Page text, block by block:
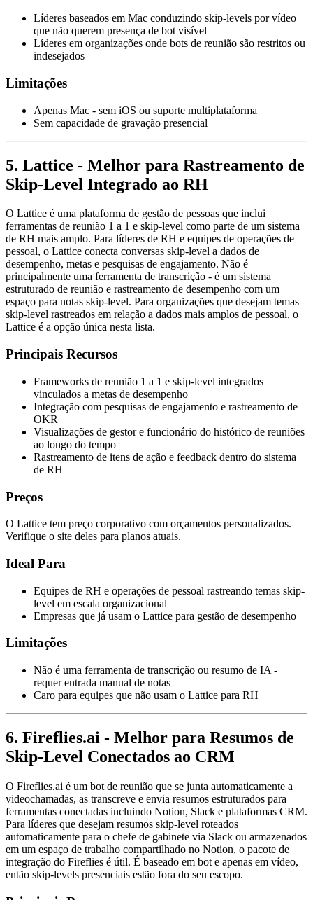
Líderes baseados em Mac conduzindo skip-levels por vídeo
que não querem presença de bot visível
Líderes em organizações onde bots de reunião são restritos ou
indesejados
Limitações
Apenas Mac - sem iOS ou suporte multiplataforma
Sem capacidade de gravação presencial
5. Lattice - Melhor para Rastreamento de
Skip-Level Integrado ao RH
O Lattice é uma plataforma de gestão de pessoas que inclui
ferramentas de reunião 1 a 1 e skip-level como parte de um sistema
de RH mais amplo. Para líderes de RH e equipes de operações de
pessoal, o Lattice conecta conversas skip-level a dados de
desempenho, metas e pesquisas de engajamento. Não é
principalmente uma ferramenta de transcrição - é um sistema
estruturado de reunião e rastreamento de desempenho com um
espaço para notas skip-level. Para organizações que desejam temas
skip-level rastreados em relação a dados mais amplos de pessoal, o
Lattice é a opção única nesta lista.
Principais Recursos
Frameworks de reunião 1 a 1 e skip-level integrados
vinculados a metas de desempenho
Integração com pesquisas de engajamento e rastreamento de
OKR
Visualizações de gestor e funcionário do histórico de reuniões
ao longo do tempo
Rastreamento de itens de ação e feedback dentro do sistema
de RH
Preços
O Lattice tem preço corporativo com orçamentos personalizados.
Verifique o site deles para planos atuais.
Ideal Para
Equipes de RH e operações de pessoal rastreando temas skip-
level em escala organizacional
Empresas que já usam o Lattice para gestão de desempenho
Limitações
Não é uma ferramenta de transcrição ou resumo de IA -
requer entrada manual de notas
Caro para equipes que não usam o Lattice para RH
6. Fireflies.ai - Melhor para Resumos de
Skip-Level Conectados ao CRM
O Fireflies.ai é um bot de reunião que se junta automaticamente a
videochamadas, as transcreve e envia resumos estruturados para
ferramentas conectadas incluindo Notion, Slack e plataformas CRM.
Para líderes que desejam resumos skip-level roteados
automaticamente para o chefe de gabinete via Slack ou armazenados
em um espaço de trabalho compartilhado no Notion, o pacote de
integração do Fireflies é útil. É baseado em bot e apenas em vídeo,
então skip-levels presenciais estão fora do seu escopo.